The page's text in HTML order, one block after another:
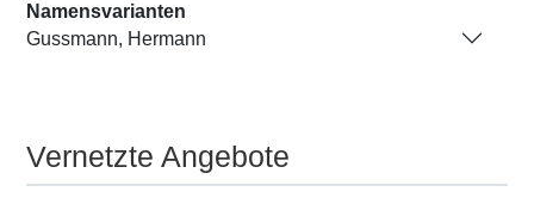
Namensvarianten
Gussmann, Hermann
Vernetzte Angebote